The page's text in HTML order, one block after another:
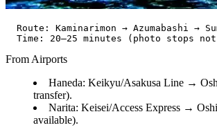
Route: Kaminarimon → Azumabashi →
From Airports
Haneda: Keikyu/Asakusa Line →
transfer).
Narita: Keisei/Access Express →
available).